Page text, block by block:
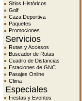
Sitios Históricos
Golf
Caza Deportiva
Paquetes
Promociones
Servicios
Rutas y Accesos
Buscador de Rutas
Cuadro de Distancias
Estaciones de GNC
Pasajes Online
Clima
Especiales
Fiestas y Eventos